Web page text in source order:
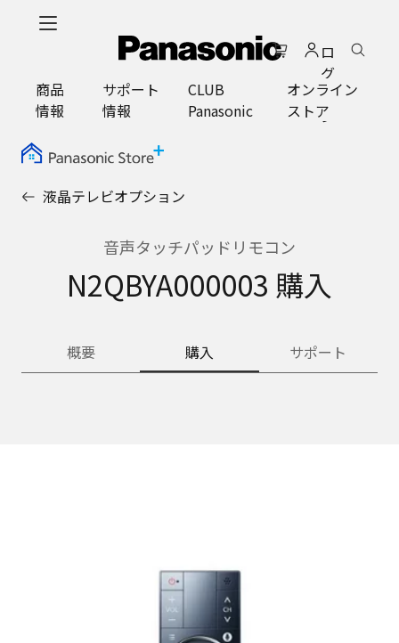
ロ
グ
イ
ン
商品
情報
サポート
情報
CLUB
Panasonic
オンライン
ストア
液晶テレビオプション
音声タッチパッドリモコン
N2QBYA000003 購入
概要 購入 サポート